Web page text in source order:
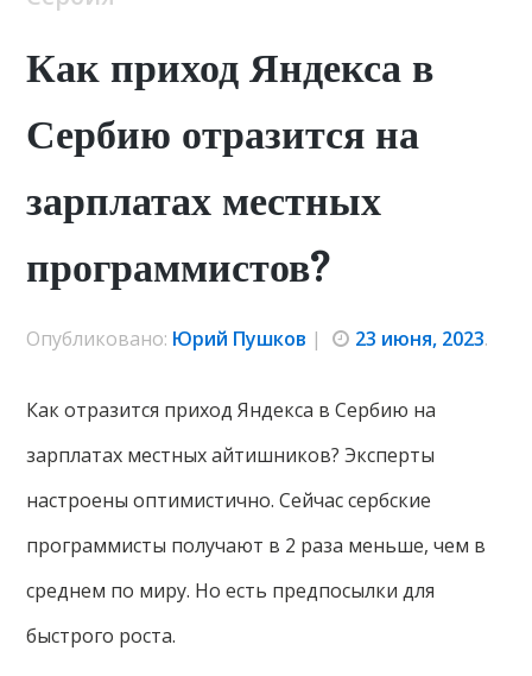
Как приход Яндекса в
Сербию отразится на
зарплатах местных
программистов?
Опубликовано: Юрий Пушков | 23 июня, 2023.
Как отразится приход Яндекса в Сербию на
зарплатах местных айтишников? Эксперты
настроены оптимистично. Сейчас сербские
программисты получают в 2 раза меньше, чем в
среднем по миру. Но есть предпосылки для
быстрого роста.